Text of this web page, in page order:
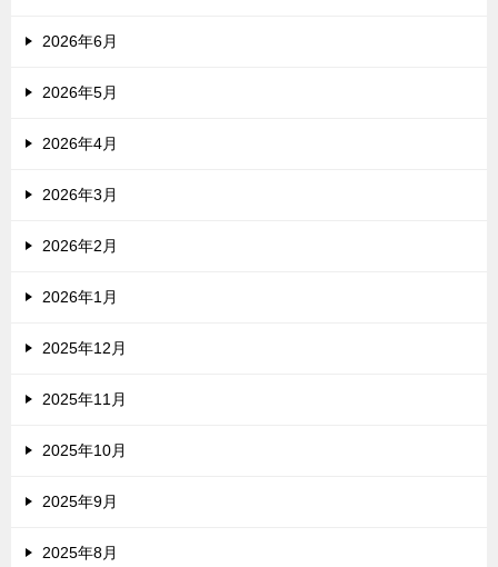
2026年6月
2026年5月
2026年4月
2026年3月
2026年2月
2026年1月
2025年12月
2025年11月
2025年10月
2025年9月
2025年8月